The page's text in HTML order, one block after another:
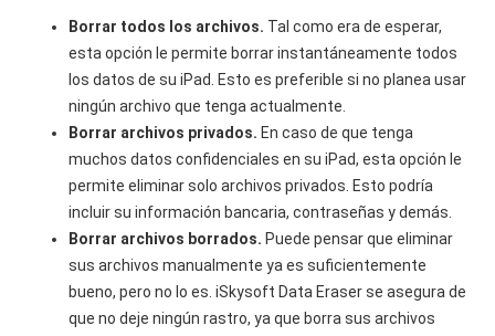
Borrar todos los archivos. Tal como era de esperar,
esta opción le permite borrar instantáneamente todos
los datos de su iPad. Esto es preferible si no planea usar
ningún archivo que tenga actualmente.
Borrar archivos privados. En caso de que tenga
muchos datos confidenciales en su iPad, esta opción le
permite eliminar solo archivos privados. Esto podría
incluir su información bancaria, contraseñas y demás.
Borrar archivos borrados. Puede pensar que eliminar
sus archivos manualmente ya es suficientemente
bueno, pero no lo es. iSkysoft Data Eraser se asegura de
que no deje ningún rastro, ya que borra sus archivos